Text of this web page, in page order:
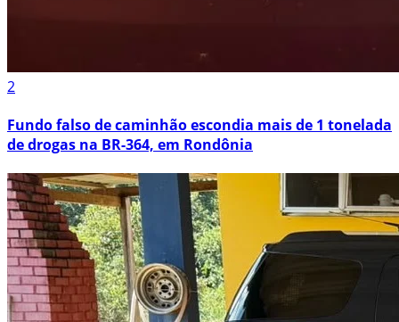
2
Fundo falso de caminhão escondia mais de 1 tonelada
de drogas na BR-364, em Rondônia